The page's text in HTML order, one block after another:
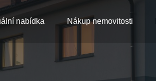
nabídka Nákup nemovitosti